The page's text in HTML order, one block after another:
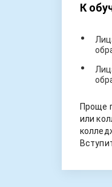
К
Проще
или